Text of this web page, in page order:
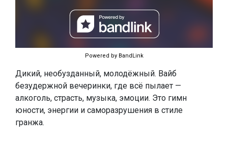
Powered by BandLink
Дикий, необузданный, молодёжный. Вайб
безудержной вечеринки, где всё пылает —
алкоголь, страсть, музыка, эмоции. Это гимн
юности, энергии и саморазрушения в стиле
гранжа.